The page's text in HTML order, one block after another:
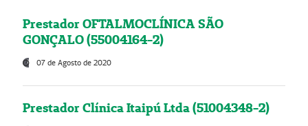
Prestador OFTALMOCLÍNICA SÃO
GONÇALO (55004164-2)
07 de Agosto de 2020
Prestador Clínica Itaipú Ltda (51004348-2)